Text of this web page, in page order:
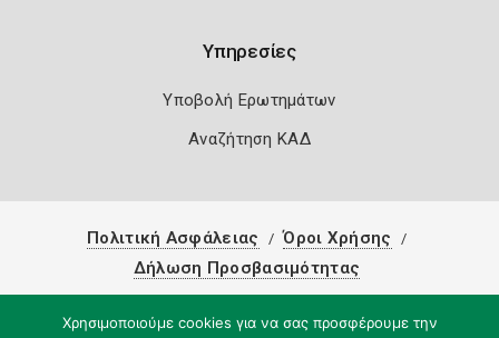
Υπηρεσίες
Υποβολή Ερωτημάτων
Αναζήτηση ΚΑΔ
Πολιτική Ασφάλειας
Όροι Χρήσης
Δήλωση Προσβασιμότητας
Χρησιμοποιούμε cookies για να σας προσφέρουμε την